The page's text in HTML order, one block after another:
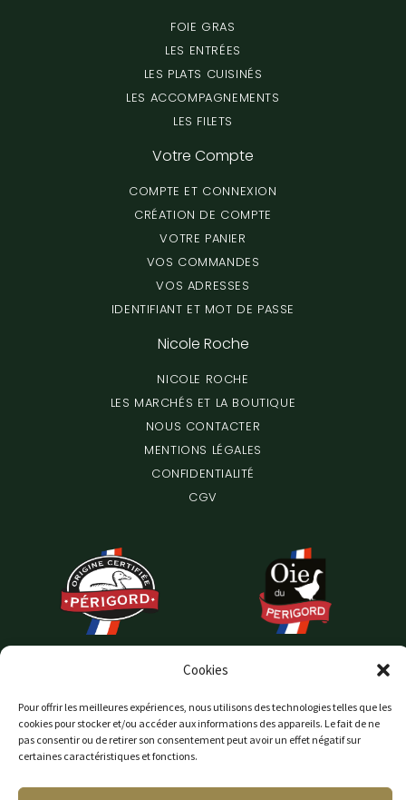
Cookies
Pour offrir les meilleures expériences, nous utilisons des technologies telles que les
cookies pour stocker et/ou accéder aux informations des appareils. Le fait de ne
pas consentir ou de retirer son consentement peut avoir un effet négatif sur
certaines caractéristiques et fonctions.
FOIE GRAS
LES ENTRÉES
LES PLATS CUISINÉS
LES ACCOMPAGNEMENTS
LES FILETS
Votre Compte
COMPTE ET CONNEXION
CRÉATION DE COMPTE
VOTRE PANIER
VOS COMMANDES
VOS ADRESSES
IDENTIFIANT ET MOT DE PASSE
Nicole Roche
NICOLE ROCHE
LES MARCHÉS ET LA BOUTIQUE
NOUS CONTACTER
MENTIONS LÉGALES
CONFIDENTIALITÉ
CGV